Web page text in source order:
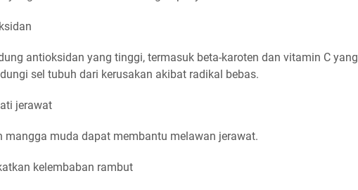
antioksidan yang tinggi, termasuk beta-karoten dan vitamin C yang
sel tubuh dari kerusakan akibat radikal bebas.
jerawat
mangga muda dapat membantu melawan jerawat.
kelembaban rambut